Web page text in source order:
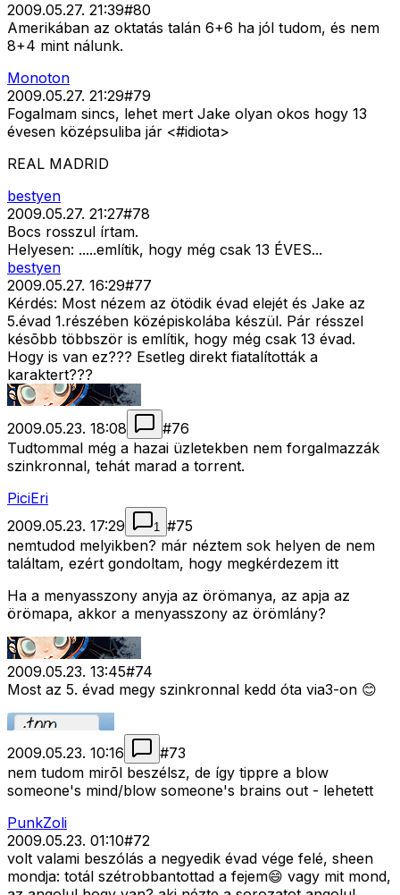
2009.05.27. 21:39#80
Amerikában az oktatás talán 6+6 ha jól tudom, és nem
8+4 mint nálunk.
Monoton
2009.05.27. 21:29#79
Fogalmam sincs, lehet mert Jake olyan okos hogy 13
évesen középsuliba jár <#idiota>
REAL MADRID
bestyen
2009.05.27. 21:27#78
Bocs rosszul írtam.
Helyesen: .....említik, hogy még csak 13 ÉVES...
bestyen
2009.05.27. 16:29#77
Kérdés: Most nézem az ötödik évad elejét és Jake az
5.évad 1.részében középiskolába készül. Pár résszel
késõbb többször is említik, hogy még csak 13 évad.
Hogy is van ez??? Esetleg direkt fiatalították a
karaktert???
2009.05.23. 18:08 #76
Tudtommal még a hazai üzletekben nem forgalmazzák
szinkronnal, tehát marad a torrent.
PiciEri
2009.05.23. 17:29
1 #75
nemtudod melyikben? már néztem sok helyen de nem
találtam, ezért gondoltam, hogy megkérdezem itt
Ha a menyasszony anyja az örömanya, az apja az
örömapa, akkor a menyasszony az örömlány?
2009.05.23. 13:45#74
Most az 5. évad megy szinkronnal kedd óta via3-on 😊
2009.05.23. 10:16 #73
nem tudom mirõl beszélsz, de így tippre a blow
someone's mind/blow someone's brains out - lehetett
PunkZoli
2009.05.23. 01:10#72
volt valami beszólás a negyedik évad vége felé, sheen
mondja: totál szétrobbantottad a fejem😄 vagy mit mond,